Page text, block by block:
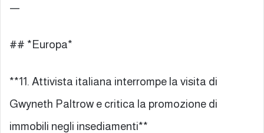
—
## *Europa*
**11. Attivista italiana interrompe la visita di
Gwyneth Paltrow e critica la promozione di
immobili negli insediamenti**